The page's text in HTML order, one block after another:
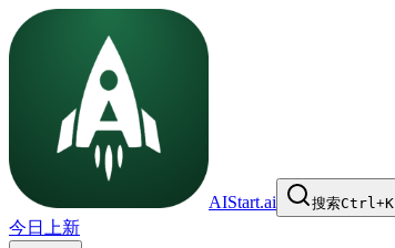
AIStart.ai 搜索Ctrl+K
今日上新